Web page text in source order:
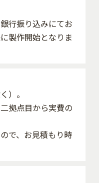
行振り込みにてお
製作開始となりま
）。
拠点目から実費の
で、お見積もり時